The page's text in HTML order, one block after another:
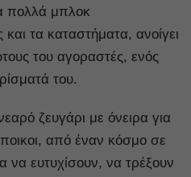
πολλά μπλοκ
και τα καταστήματα, ανοίγει
του αγοραστές, ενός
του.
ζευγάρι με όνειρα για
από έναν κόσμο σε
να ευτυχίσουν, να τρέξουν